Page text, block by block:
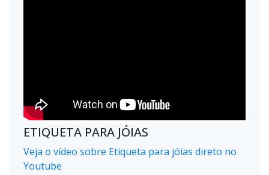
ETIQUETA PARA JÓIAS
Veja o vídeo sobre Etiqueta para jóias direto no
Youtube